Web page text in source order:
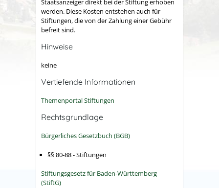
Staatsanzeiger direkt bei der Stiftung erhoben
werden. Diese Kosten entstehen auch für
Stiftungen, die von der Zahlung einer Gebühr
befreit sind.
Hinweise
keine
Vertiefende Informationen
Themenportal Stiftungen
Rechtsgrundlage
Bürgerliches Gesetzbuch (BGB)
§§ 80-88 - Stiftungen
Stiftungsgesetz für Baden-Württemberg
(StiftG)